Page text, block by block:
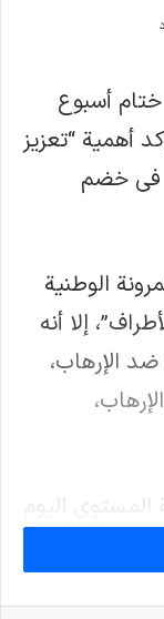
أسبوع
أهمية “تعزيز
في خضم
19 اختبر “المرونة الوطنية
إلا أنه
الإرهاب،
اليوم
الإرهاب،